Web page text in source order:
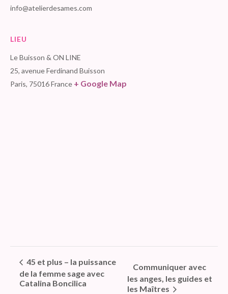
info@atelierdesames.com
LIEU
Le Buisson & ON LINE
25, avenue Ferdinand Buisson
Paris, 75016France + Google Map
45 et plus – la puissance
de la femme sage avec
Catalina Boncilica
Communiquer avec
les anges, les guides et
les Maîtres